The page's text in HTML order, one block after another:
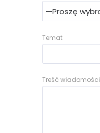
Temat
Treść wiadomości